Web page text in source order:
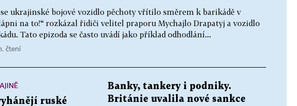
se ukrajinské bojové vozidlo pěchoty vřítilo směrem k barikádě v
na to!“ rozkázal řidiči velitel praporu Mychajlo Drapatyj a vozidlo
Tato epizoda se často uvádí jako příklad odhodlání...
čtení
ruské
Banky, tankery i podniky.
Británie uvalila nové sankce